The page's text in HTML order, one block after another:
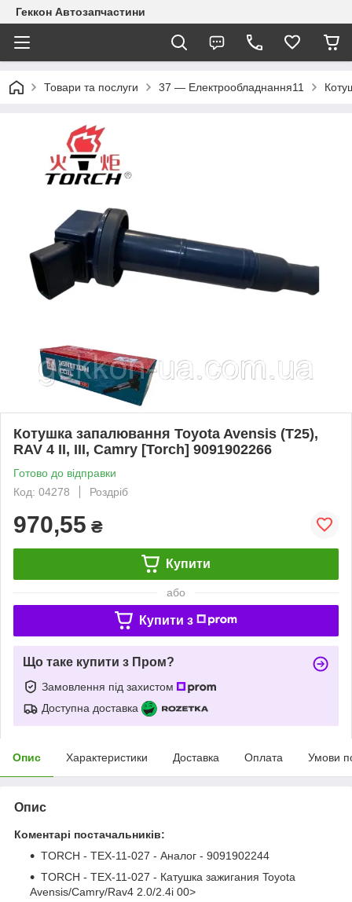
Геккон Автозапчастини
Товари та послуги 37 — Електрообладнання11
Котушка запалювання Toyota Avensis (T25),
RAV 4 II, III, Camry [Torch] 9091902266
Готово до відправки
Код: 04278
Роздріб
970,55 ₴
Купити
або
Купити з
Що таке купити з Пром?
Замовлення під захистом
Доступна доставка
Опис Характеристики Доставка Оплата Умови
Опис
Коментарі постачальників:
TORCH - TEX-11-027 - Аналог - 9091902244
TORCH - TEX-11-027 - Катушка зажигания Toyota
Avensis/Camry/Rav4 2.0/2.4i 00>